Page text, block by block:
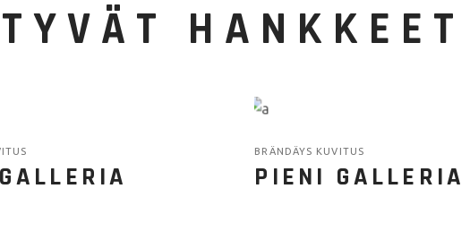
HANKKEET
BRÄNDÄYS KUVITUS
PIENI GALLERIA